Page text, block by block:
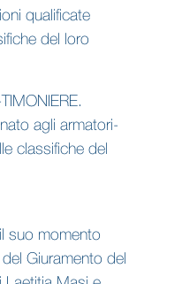
qualificate
del loro
agli armatori-
classifiche del
suo momento
Giuramento del